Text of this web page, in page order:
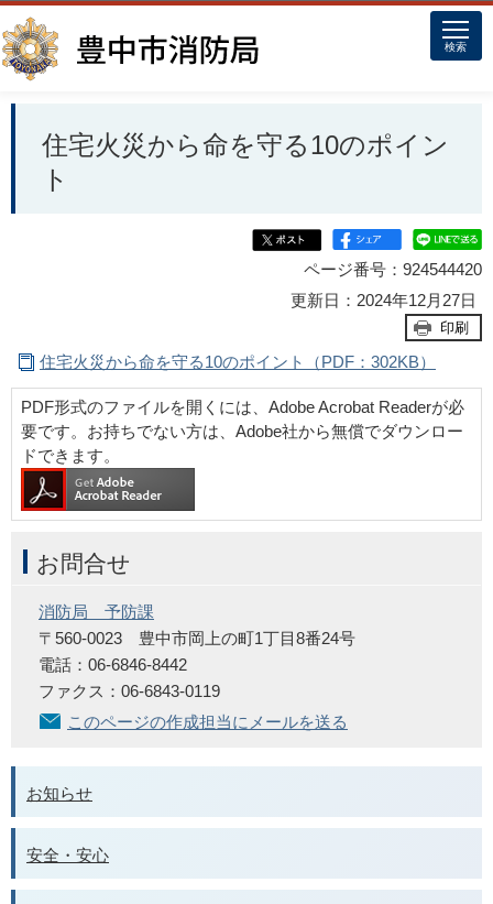
このページの本文へ移動
検索
住宅火災から命を守る10のポイン
ト
ページ番号：924544420
更新日：2024年12月27日
印刷
住宅火災から命を守る10のポイント（PDF：302KB）
PDF形式のファイルを開くには、Adobe Acrobat Readerが必
要です。お持ちでない方は、Adobe社から無償でダウンロー
ドできます。
お問合せ
消防局 予防課
〒560-0023 豊中市岡上の町1丁目8番24号
電話：06-6846-8442
ファクス：06-6843-0119
このページの作成担当にメールを送る
お知らせ
安全・安心